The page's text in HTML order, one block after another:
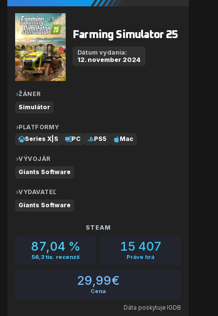
Farming Simulator 25
Dátum vydania:
12. november 2024
ŽÁNER
Simulátor
PLATFORMY
Series X|S
PC PS5 Mac
VÝVOJÁR
Giants Software
VYDAVATEĽ
Giants Software
STEAM
STEAM HODNOTENIE
87,04 %
56,3 tis. recenzií
PRÁVE HRÁ
15 407
Práve hrá
CENA
29,99€
Cena
Dáta poskytuje IGDB